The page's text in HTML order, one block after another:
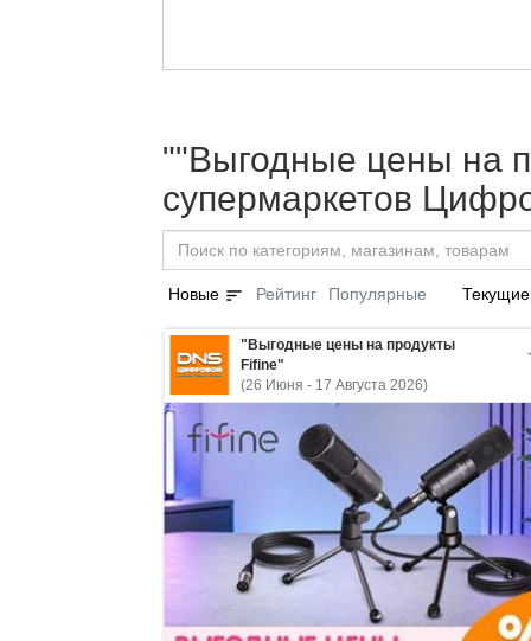
""Выгодные цены на
супермаркетов
Новые sort Рейтинг Популярные Текущие
"Выгодные цены на продукты
Fifine"
(26 Июня - 17 Августа 2026)